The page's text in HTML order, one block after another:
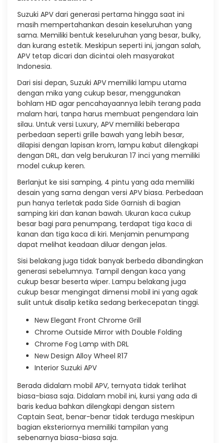
Suzuki APV dari generasi pertama hingga saat ini
masih mempertahankan desain keseluruhan yang
sama. Memiliki bentuk keseluruhan yang besar, bulky,
dan kurang estetik. Meskipun seperti ini, jangan salah,
APV tetap dicari dan dicintai oleh masyarakat
Indonesia.
Dari sisi depan, Suzuki APV memiliki lampu utama
dengan mika yang cukup besar, menggunakan
bohlam HID agar pencahayaannya lebih terang pada
malam hari, tanpa harus membuat pengendara lain
silau. Untuk versi Luxury, APV memiliki beberapa
perbedaan seperti grille bawah yang lebih besar,
dilapisi dengan lapisan krom, lampu kabut dilengkapi
dengan DRL, dan velg berukuran 17 inci yang memiliki
model cukup keren.
Berlanjut ke sisi samping, 4 pintu yang ada memiliki
desain yang sama dengan versi APV biasa. Perbedaan
pun hanya terletak pada Side Garnish di bagian
samping kiri dan kanan bawah. Ukuran kaca cukup
besar bagi para penumpang, terdapat tiga kaca di
kanan dan tiga kaca di kiri. Menjamin penumpang
dapat melihat keadaan diluar dengan jelas.
Sisi belakang juga tidak banyak berbeda dibandingkan
generasi sebelumnya. Tampil dengan kaca yang
cukup besar beserta wiper. Lampu belakang juga
cukup besar mengingat dimensi mobil ini yang agak
sulit untuk disalip ketika sedang berkecepatan tinggi.
New Elegant Front Chrome Grill
Chrome Outside Mirror with Double Folding
Chrome Fog Lamp with DRL
New Design Alloy Wheel R17
Interior Suzuki APV
Berada didalam mobil APV, ternyata tidak terlihat
biasa-biasa saja. Didalam mobil ini, kursi yang ada di
baris kedua bahkan dilengkapi dengan sistem
Captain Seat, benar-benar tidak terduga meskipun
bagian eksteriornya memiliki tampilan yang
sebenarnya biasa-biasa saja.